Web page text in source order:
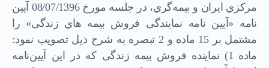
ﻣﺮﮐﺰي اﯾﺮان و ﺑﯿﻤﻪﮔﺮي، در ﺟﻠﺴﻪ ﻣﻮرخ 08/07/1396 آﯾﯿﻦ
ﻧﺎﻣﻪ «آﯾﯿﻦ ﻧﺎﻣﻪ ﻧﻤﺎﯾﻨﺪﮔﯽ ﻓﺮوش ﺑﯿﻤﻪ ﻫﺎي زﻧﺪﮔﯽ» را
ﻣﺸﺘﻤﻞ ﺑﺮ 15 ﻣﺎده و 2 ﺗﺒﺼﺮه ﺑﻪ ﺷﺮح ذﯾﻞ ﺗﺼﻮﯾﺐ ﻧﻤﻮد:
ﻣﺎده 1) ﻧﻤﺎﯾﻨﺪه ﻓﺮوش ﺑﯿﻤﻪ زﻧﺪﮔﯽ ﮐﻪ در اﯾﻦ آﯾﯿﻦﻧﺎﻣﻪ